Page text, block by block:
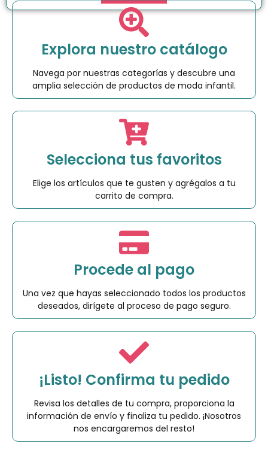
Explora nuestro catálogo
Navega por nuestras categorías y descubre una
amplia selección de productos de moda infantil.
Selecciona tus favoritos
Elige los artículos que te gusten y agrégalos a tu
carrito de compra.
Procede al pago
Una vez que hayas seleccionado todos los productos
deseados, dirígete al proceso de pago seguro.
¡Listo! Confirma tu pedido
Revisa los detalles de tu compra, proporciona la
información de envío y finaliza tu pedido. ¡Nosotros
nos encargaremos del resto!